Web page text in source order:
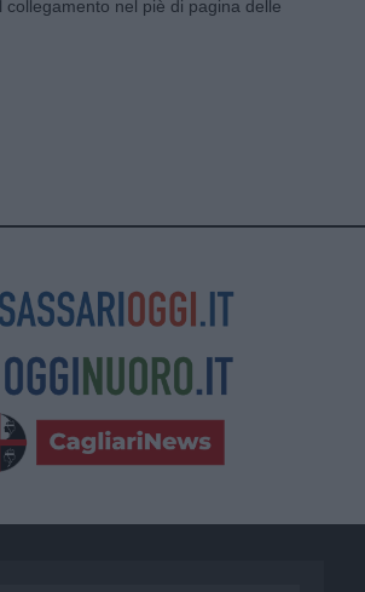
collegamento nel piè di pagina delle